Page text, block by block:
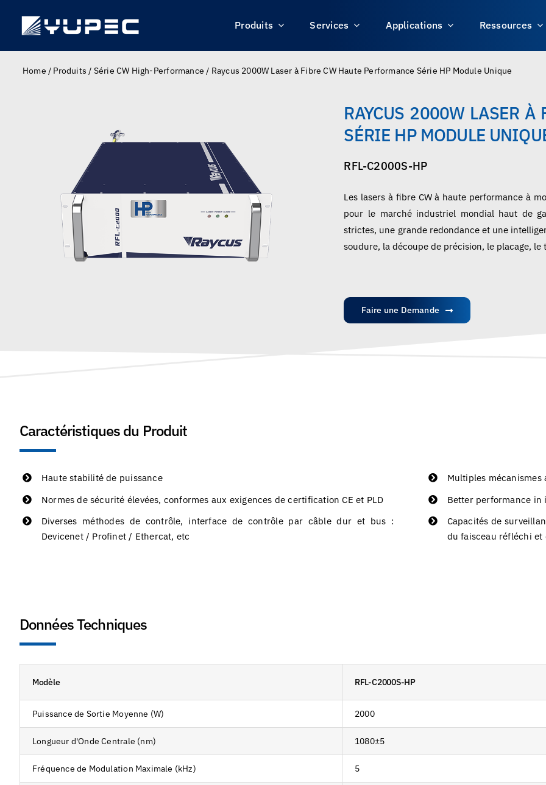
content
Produits Services Applications Ressources
Home / Produits / Série CW High-Performance / Raycus 2000W Laser à Fibre CW Haute Performance Série HP Module Unique
RAYCUS 2000W LASER À
SÉRIE HP MODULE
RFL-C2000S-HP
Les lasers à fibre CW à haute performance à
pour le marché industriel mondial haut de
strictes, une grande redondance et une
soudure, la découpe de précision, le placage,
Faire une Demande
Caractéristiques du Produit
Haute stabilité de puissance
Normes de sécurité élevées, conformes aux exigences de certification CE et PLD
Diverses méthodes de contrôle, interface de contrôle par câble dur et bus :
Devicenet / Profinet / Ethercat, etc
Multiples
Better performance
Capacités de
du faisceau réfléchi
Données Techniques
Modèle RFL-C2000S-HP
Puissance de Sortie Moyenne (W) 2000
Longueur d'Onde Centrale (nm) 1080±5
Fréquence de Modulation Maximale (kHz) 5